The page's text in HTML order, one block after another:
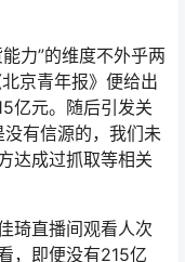
力”的维度不外乎两
京青年报》便给出
亿元。随后引发关
有信源的，我们未
达成过抓取等相关
琦直播间观看人次
，即便没有215亿